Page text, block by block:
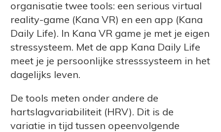
organisatie twee tools: een serious virtual
reality-game (Kana VR) en een app (Kana
Daily Life). In Kana VR game je met je eigen
stressysteem. Met de app Kana Daily Life
meet je je persoonlijke stresssysteem in het
dagelijks leven.
De tools meten onder andere de
hartslagvariabiliteit (HRV). Dit is de
variatie in tijd tussen opeenvolgende